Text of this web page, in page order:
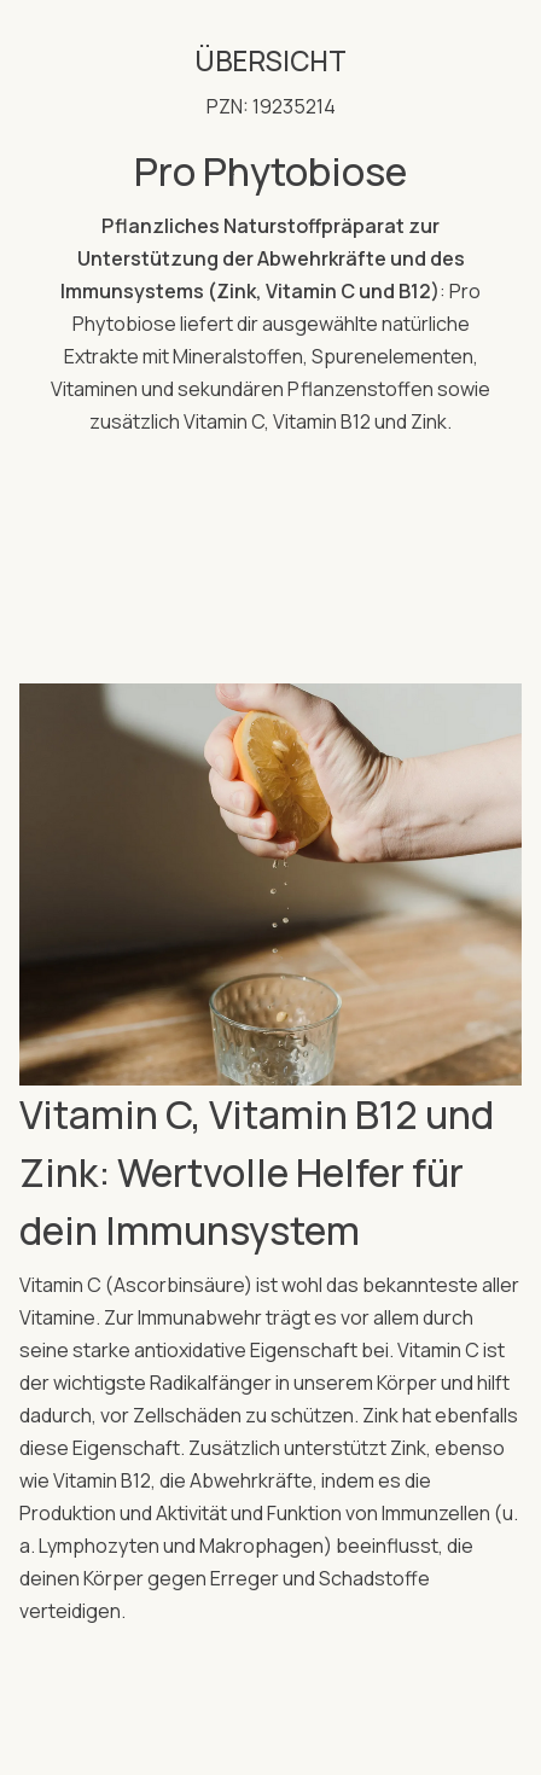
ÜBERSICHT
PZN: 19235214
Pro Phytobiose
Pflanzliches Naturstoffpräparat zur
Unterstützung der Abwehrkräfte und des
Immunsystems (Zink, Vitamin C und B12): Pro
Phytobiose liefert dir ausgewählte natürliche
Extrakte mit Mineralstoffen, Spurenelementen,
Vitaminen und sekundären Pflanzenstoffen sowie
zusätzlich Vitamin C, Vitamin B12 und Zink.
Vitamin C, Vitamin B12 und
Zink: Wertvolle Helfer für
dein Immunsystem
Vitamin C (Ascorbinsäure) ist wohl das bekannteste aller
Vitamine. Zur Immunabwehr trägt es vor allem durch
seine starke antioxidative Eigenschaft bei. Vitamin C ist
der wichtigste Radikalfänger in unserem Körper und hilft
dadurch, vor Zellschäden zu schützen. Zink hat ebenfalls
diese Eigenschaft. Zusätzlich unterstützt Zink, ebenso
wie Vitamin B12, die Abwehrkräfte, indem es die
Produktion und Aktivität und Funktion von Immunzellen (u.
a. Lymphozyten und Makrophagen) beeinflusst, die
deinen Körper gegen Erreger und Schadstoffe
verteidigen.